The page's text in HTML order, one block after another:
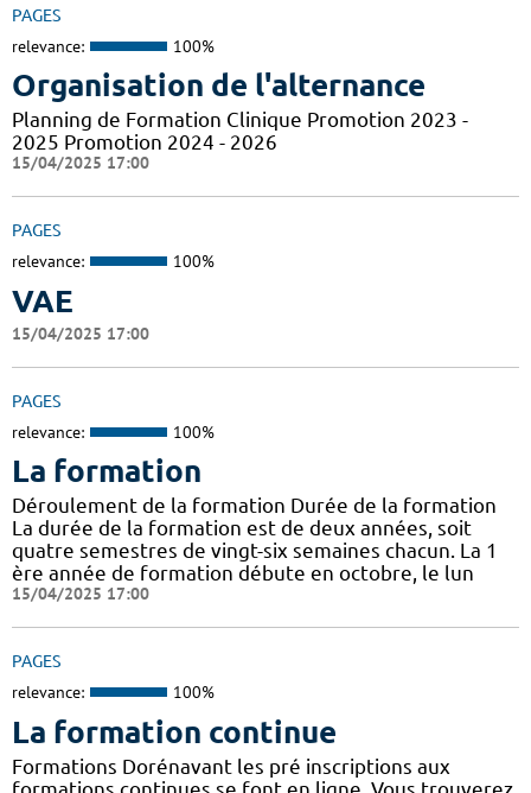
PAGES
relevance: 100%
Organisation de l'alternance
Planning de Formation Clinique Promotion 2023 -
2025 Promotion 2024 - 2026
15/04/2025 17:00
PAGES
relevance: 100%
VAE
15/04/2025 17:00
PAGES
relevance: 100%
La formation
Déroulement de la formation Durée de la formation
La durée de la formation est de deux années, soit
quatre semestres de vingt-six semaines chacun. La 1
ère année de formation débute en octobre, le lun
15/04/2025 17:00
PAGES
relevance: 100%
La formation continue
Formations Dorénavant les pré inscriptions aux